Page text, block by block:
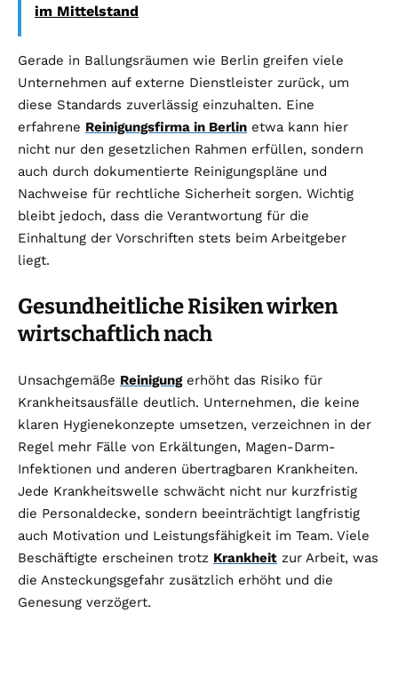
im Mittelstand
Gerade in Ballungsräumen wie Berlin greifen viele
Unternehmen auf externe Dienstleister zurück, um
diese Standards zuverlässig einzuhalten. Eine
erfahrene Reinigungsfirma in Berlin etwa kann hier
nicht nur den gesetzlichen Rahmen erfüllen, sondern
auch durch dokumentierte Reinigungspläne und
Nachweise für rechtliche Sicherheit sorgen. Wichtig
bleibt jedoch, dass die Verantwortung für die
Einhaltung der Vorschriften stets beim Arbeitgeber
liegt.
Gesundheitliche Risiken wirken
wirtschaftlich nach
Unsachgemäße Reinigungerhöht das Risiko für
Krankheitsausfälle deutlich. Unternehmen, die keine
klaren Hygienekonzepte umsetzen, verzeichnen in der
Regel mehr Fälle von Erkältungen, Magen-Darm-
Infektionen und anderen übertragbaren Krankheiten.
Jede Krankheitswelle schwächt nicht nur kurzfristig
die Personaldecke, sondern beeinträchtigt langfristig
auch Motivation und Leistungsfähigkeit im Team. Viele
Beschäftigte erscheinen trotz Krankheit zur Arbeit, was
die Ansteckungsgefahr zusätzlich erhöht und die
Genesung verzögert.